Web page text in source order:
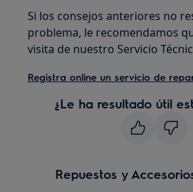
Si los consejos anteriores no
problema, le recomendamos
visita de nuestro Servicio
Registra online un servicio de
¿Le ha resultado útil
Repuestos y